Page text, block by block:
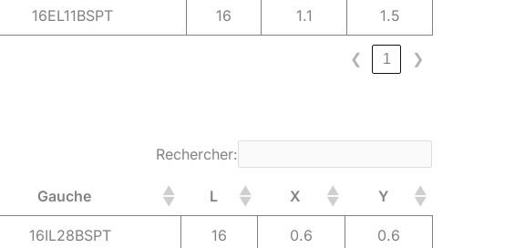
16EL11BSPT 16 1.1 1.5
❮ 1 ❯
Rechercher:
Gauche L X Y
16IL28BSPT 16 0.6 0.6